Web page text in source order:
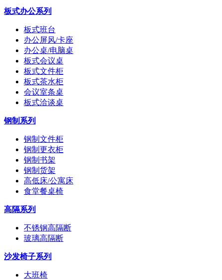
板式办公系列
板式班台
办公屏风/卡座
办公桌/电脑桌
板式会议桌
板式文件柜
板式茶水柜
会议室条桌
板式洽谈桌
钢制系列
钢制文件柜
钢制更衣柜
钢制书架
钢制货架
高低床/公寓床
食堂餐桌椅
高隔系列
不锈钢高隔断
玻璃高隔断
沙发椅子系列
大班椅